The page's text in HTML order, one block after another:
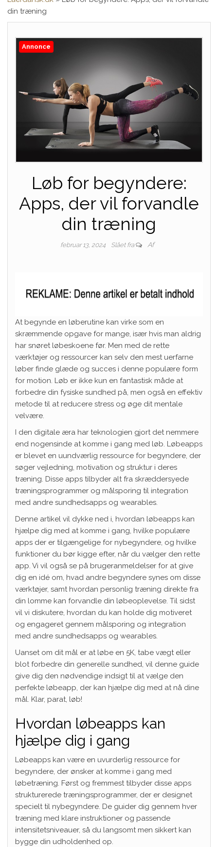
din træning
Annonce
Løb for begyndere:
Apps, der vil forvandle
din træning
februar 13, 2024 Slået fra Af
At begynde en løberutine kan virke som en
skræmmende opgave for mange, især hvis man aldrig
har snøret løbeskoene før. Men med de rette
værktøjer og ressourcer kan selv den mest uerfarne
løber finde glæde og succes i denne populære form
for motion. Løb er ikke kun en fantastisk måde at
forbedre din fysiske sundhed på, men også en effektiv
metode til at reducere stress og øge dit mentale
velvære.
I den digitale æra har teknologien gjort det nemmere
end nogensinde at komme i gang med løb. Løbeapps
er blevet en uundværlig ressource for begyndere, der
søger vejledning, motivation og struktur i deres
træning. Disse apps tilbyder alt fra skræddersyede
træningsprogrammer og målsporing til integration
med andre sundhedsapps og wearables.
Denne artikel vil dykke ned i, hvordan løbeapps kan
hjælpe dig med at komme i gang, hvilke populære
apps der er tilgængelige for nybegyndere, og hvilke
funktioner du bør kigge efter, når du vælger den rette
app. Vi vil også se på brugeranmeldelser for at give
dig en idé om, hvad andre begyndere synes om disse
værktøjer, samt hvordan personlig træning direkte fra
din lomme kan forvandle din løbeoplevelse. Til sidst
vil vi diskutere, hvordan du kan holde dig motiveret
og engageret gennem målsporing og integration
med andre sundhedsapps og wearables.
Uanset om dit mål er at løbe en 5K, tabe vægt eller
blot forbedre din generelle sundhed, vil denne guide
give dig den nødvendige indsigt til at vælge den
perfekte løbeapp, der kan hjælpe dig med at nå dine
mål. Klar, parat, løb!
Hvordan løbeapps kan
hjælpe dig i gang
Løbeapps kan være en uvurderlig ressource for
begyndere, der ønsker at komme i gang med
løbetræning. Først og fremmest tilbyder disse apps
strukturerede træningsprogrammer, der er designet
specielt til nybegyndere. De guider dig gennem hver
træning med klare instruktioner og passende
intensitetsniveauer, så du langsomt men sikkert kan
bygge din udholdenhed op.